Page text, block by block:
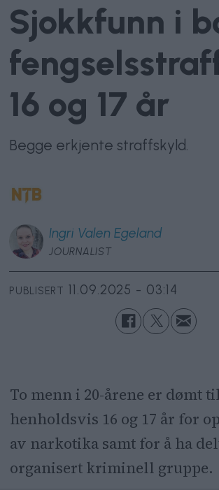
Sjokkfunn i
16 og 17 år
Begge erkjente straffskyld.
Ingri Valen Egeland
JOURNALIST
PUBLISERT 11.09.2025 - 03:14
To menn i 20-årene er dømt
henholdsvis 16 og 17 år for
av narkotika samt for å ha
organisert kriminell gruppe.